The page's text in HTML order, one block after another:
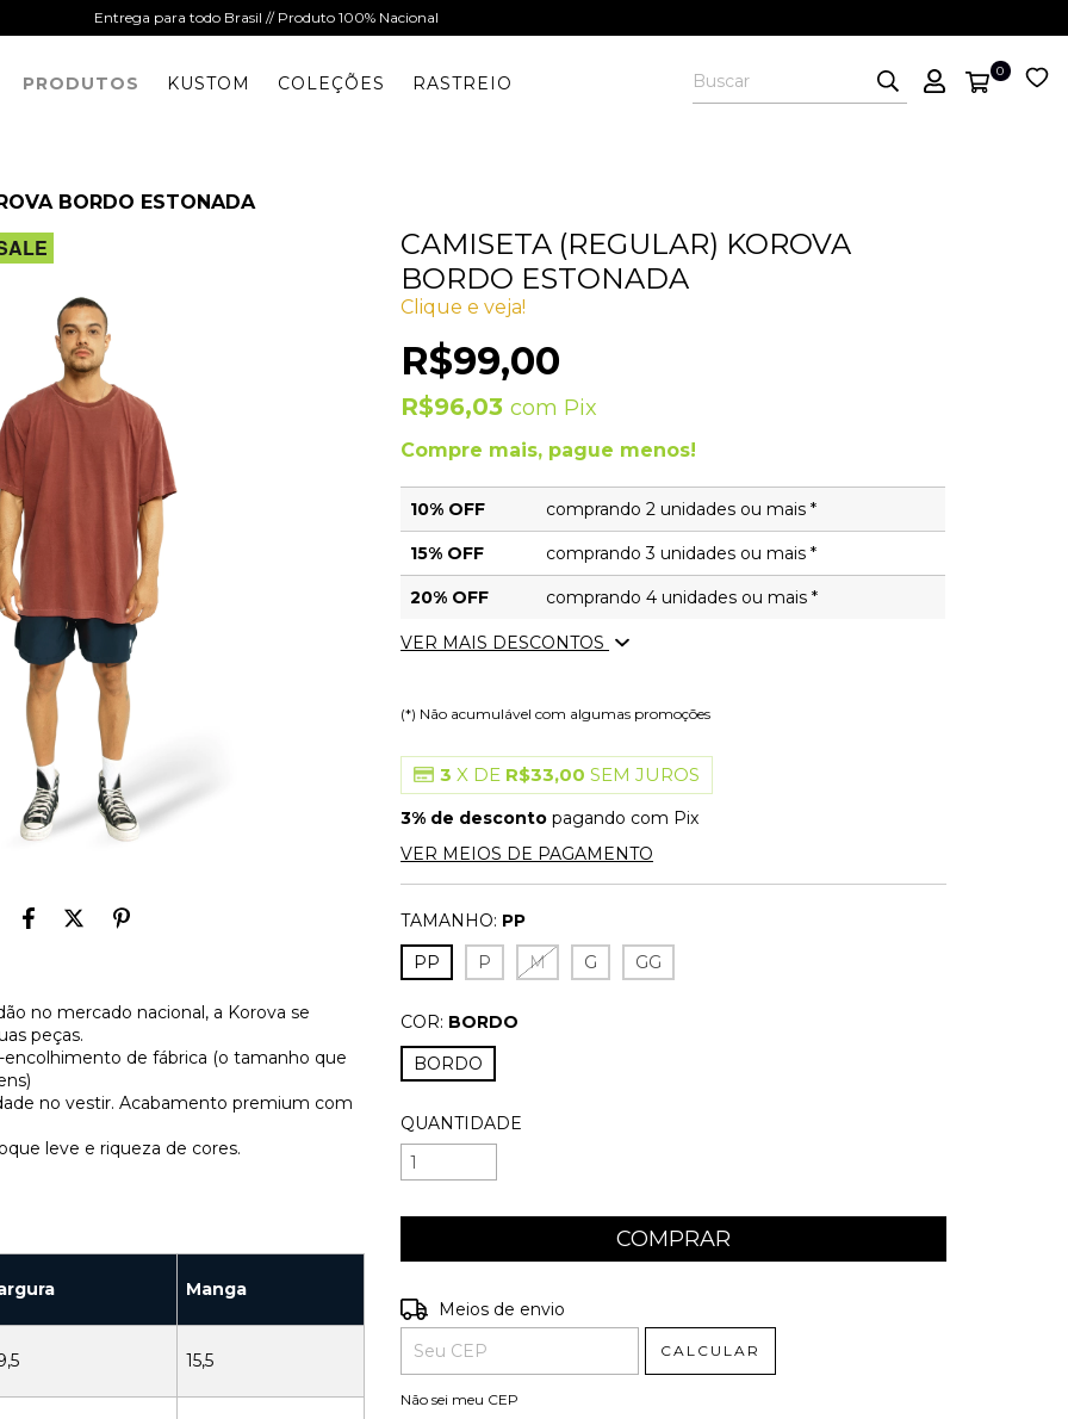
Entrega para todo Brasil // Produto 100% Nacional
PRODUTOS KUSTOM COLEÇÕES RASTREIO
0
BORDO ESTONADA
no mercado nacional, a Korova se
peças.
de fábrica (o tamanho que
no vestir. Acabamento premium com
leve e riqueza de cores.
Manga
15,5
CAMISETA (REGULAR) KOROVA
BORDO ESTONADA
Clique e veja!
R$99,00
R$96,03com Pix
Compre mais, pague menos!
10% OFF comprando 2 unidades ou mais *
15% OFF comprando 3 unidades ou mais *
20% OFF comprando 4 unidades ou mais *
VER MAIS DESCONTOS
(*) Não acumulável com algumas promoções
3 X DE R$33,00 SEM JUROS
3% de desconto pagando com Pix
VER MEIOS DE PAGAMENTO
TAMANHO: PP
PP
P M G GG
COR: BORDO
BORDO
QUANTIDADE
Entregas para o CEP:
Meios de envio
CALCULAR
Não sei meu CEP